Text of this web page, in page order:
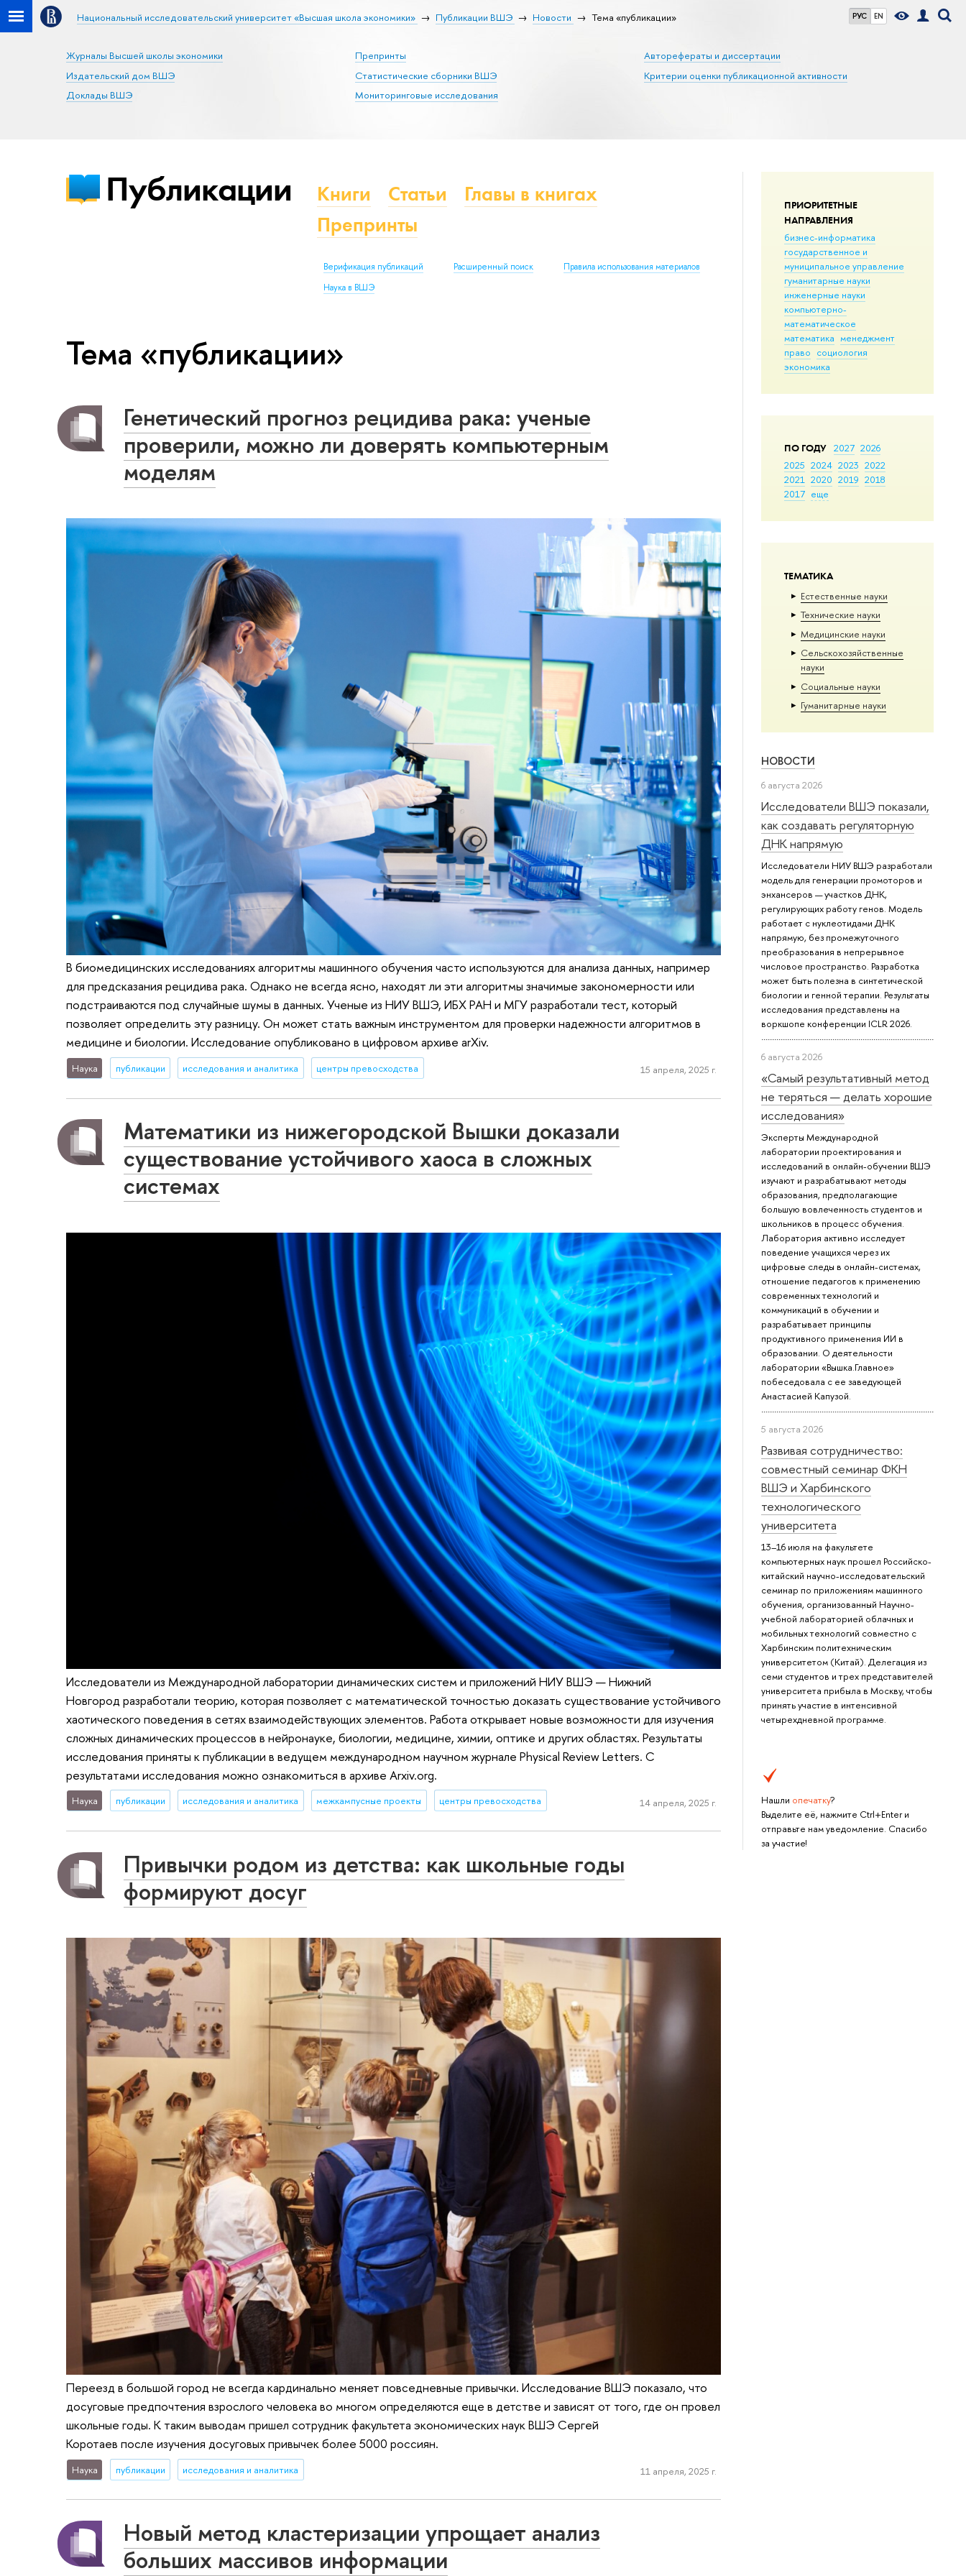
РУС EN
Национальный исследовательский университет «Высшая школа экономики» Публикации ВШЭ Новости Тема «публикации»
Журналы Высшей школы экономики
Издательский дом ВШЭ
Доклады ВШЭ
Препринты
Статистические сборники ВШЭ
Мониторинговые исследования
Авторефераты и диссертации
Критерии оценки публикационной активности
ПРИОРИТЕТНЫЕ
НАПРАВЛЕНИЯ
бизнес-информатика
государственное и
муниципальное управление
гуманитарные науки
инженерные науки
компьютерно-
математическое
математика менеджмент
право социология
экономика
ПО ГОДУ 2027 2026
2025 2024 2023 2022
2021 2020 2019 2018
2017 еще
ТЕМАТИКА
Естественные науки
Тех­ничес­кие науки
Медицинские науки
Сельскохозяйственные
науки
Социальные науки
Гуманитарные науки
НОВОСТИ
6 августа 2026
Исследователи ВШЭ показали,
как создавать регуляторную
ДНК напрямую
Исследователи НИУ ВШЭ разработали
модель для генерации промоторов и
энхансеров — участков ДНК,
регулирующих работу генов. Модель
работает с нуклеотидами ДНК
напрямую, без промежуточного
преобразования в непрерывное
числовое пространство. Разработка
может быть полезна в синтетической
биологии и генной терапии. Результаты
исследования представлены на
воркшопе конференции ICLR 2026.
6 августа 2026
«Самый результативный метод
не теряться — делать хорошие
исследования»
Эксперты Международной
лаборатории проектирования и
исследований в онлайн-обучении ВШЭ
изучают и разрабатывают методы
образования, предполагающие
большую вовлеченность студентов и
школьников в процесс обучения.
Лаборатория активно исследует
поведение учащихся через их
цифровые следы в онлайн-системах,
отношение педагогов к применению
современных технологий и
коммуникаций в обучении и
разрабатывает принципы
продуктивного применения ИИ в
образовании. О деятельности
лаборатории «Вышка.Главное»
побеседовала с ее заведующей
Анастасией Капузой.
5 августа 2026
Развивая сотрудничество:
совместный семинар ФКН
ВШЭ и Харбинского
технологического
университета
13–16 июля на факультете
компьютерных наук прошел Российско-
китайский научно-исследовательский
семинар по приложениям машинного
обучения, организованный Научно-
учебной лабораторией облачных и
мобильных технологий совместно с
Харбинским политехническим
университетом (Китай). Делегация из
семи студентов и трех представителей
университета прибыла в Москву, чтобы
принять участие в интенсивной
четырехдневной программе.
Нашли опечатку?
Выделите её, нажмите Ctrl+Enter и
отправьте нам уведомление. Спасибо
за участие!
Публикации Книги Статьи
Главы в книгах
Препринты
Верификация публикаций Расширенный поиск
Правила использования материалов
Наука в ВШЭ
Тема «публикации»
Генетический прогноз рецидива рака: ученые
проверили, можно ли доверять компьютерным
моделям
В биомедицинских исследованиях алгоритмы машинного обучения часто используются для анализа данных, например
для предсказания рецидива рака. Однако не всегда ясно, находят ли эти алгоритмы значимые закономерности или
подстраиваются под случайные шумы в данных. Ученые из НИУ ВШЭ, ИБХ РАН и МГУ разработали тест, который
позволяет определить эту разницу. Он может стать важным инструментом для проверки надежности алгоритмов в
медицине и биологии. Исследование опубликовано в цифровом архиве arXiv.
Наука публикации исследования и аналитика центры превосходства 15 апреля, 2025 г.
Математики из нижегородской Вышки доказали
существование устойчивого хаоса в сложных
системах
Исследователи из Международной лаборатории динамических систем и приложений НИУ ВШЭ — Нижний
Новгород разработали теорию, которая позволяет с математической точностью доказать существование устойчивого
хаотического поведения в сетях взаимодействующих элементов. Работа открывает новые возможности для изучения
сложных динамических процессов в нейронауке, биологии, медицине, химии, оптике и других областях. Результаты
исследования приняты к публикации в ведущем международном научном журнале Physical Review Letters. С
результатами исследования можно ознакомиться в архиве Arxiv.org.
Наука публикации исследования и аналитика межкампусные проекты центры превосходства 14 апреля, 2025 г.
Привычки родом из детства: как школьные годы
формируют досуг
Переезд в большой город не всегда кардинально меняет повседневные привычки. Исследование ВШЭ показало, что
досуговые предпочтения взрослого человека во многом определяются еще в детстве и зависят от того, где он провел
школьные годы. К таким выводам пришел сотрудник факультета экономических наук ВШЭ Сергей
Коротаев после изучения досуговых привычек более 5000 россиян.
Наука публикации исследования и аналитика 11 апреля, 2025 г.
Новый метод кластеризации упрощает анализ
больших массивов информации